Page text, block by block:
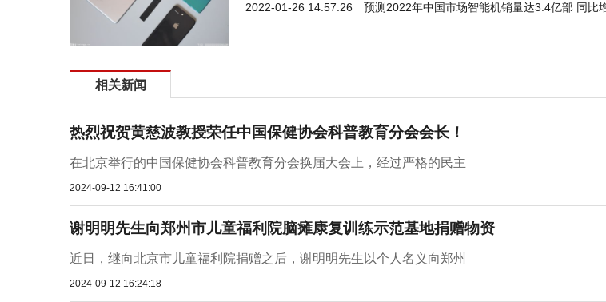
2022-01-26 14:57:26 预测2022年中国市场智能机销量达3.4亿部 同比
相关新闻
热烈祝贺黄慈波教授荣任中国保健协会科普教育分会会长！
在北京举行的中国保健协会科普教育分会换届大会上，经过严格的民主
2024-09-12 16:41:00
谢明明先生向郑州市儿童福利院脑瘫康复训练示范基地捐赠物资
近日，继向北京市儿童福利院捐赠之后，谢明明先生以个人名义向郑州
2024-09-12 16:24:18